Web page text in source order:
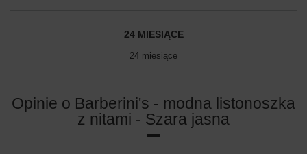
24 MIESIĄCE
24 miesiące
Opinie o Barberini's - modna listonoszka
z nitami - Szara jasna